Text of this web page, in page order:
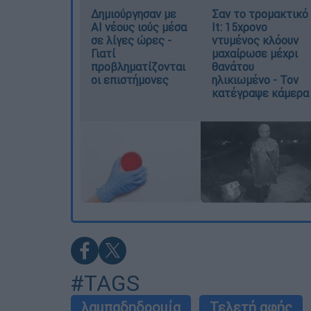
Δημιούργησαν με
AI νέους ιούς μέσα
σε λίγες ώρες -
Γιατί
προβληματίζονται
οι επιστήμονες
Σαν το τρομακτικό
It: 15χρονο
ντυμένος κλόουν
μαχαίρωσε μέχρι
θανάτου
ηλικιωμένο - Τον
κατέγραψε κάμερα
#TAGS
λαμπαδηδρομία Τελετή αφής